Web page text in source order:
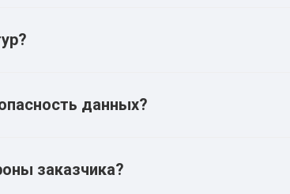
данных?
заказчика?